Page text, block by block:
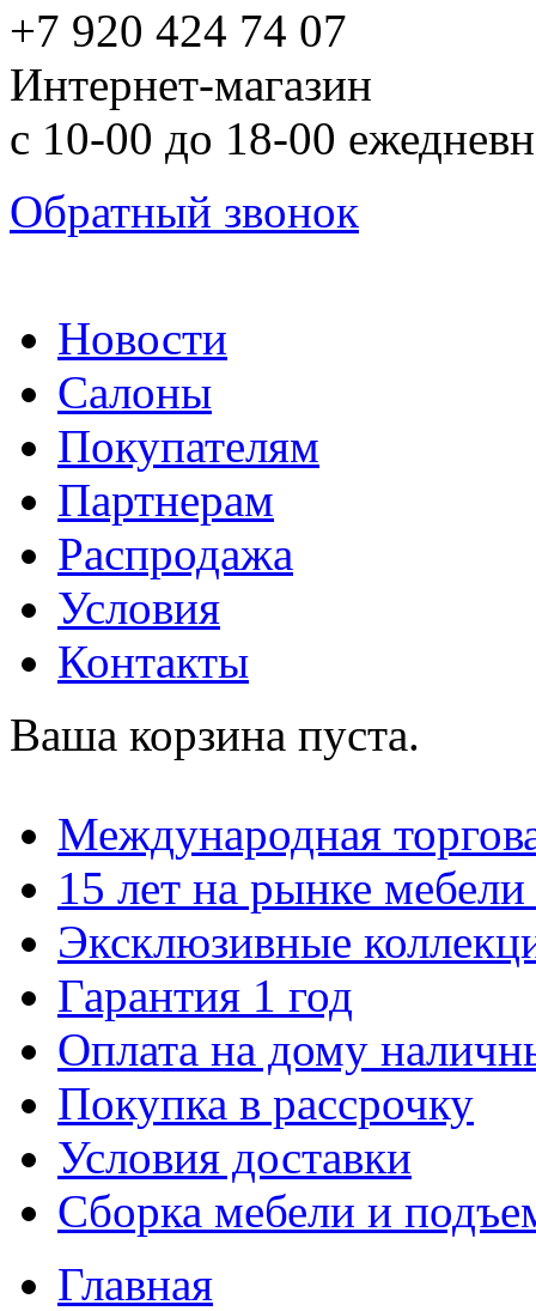
+7 920 424 74 07
Интернет-магазин
с 10-00 до 18-00
Обратный звонок
Новости
Салоны
Покупателям
Партнерам
Распродажа
Условия
Контакты
Ваша корзина пуста.
Международная
15 лет на рынке
Эксклюзивные
Гарантия 1 год
Оплата на дому
Покупка в рассрочку
Условия доставки
Сборка мебели и
Главная